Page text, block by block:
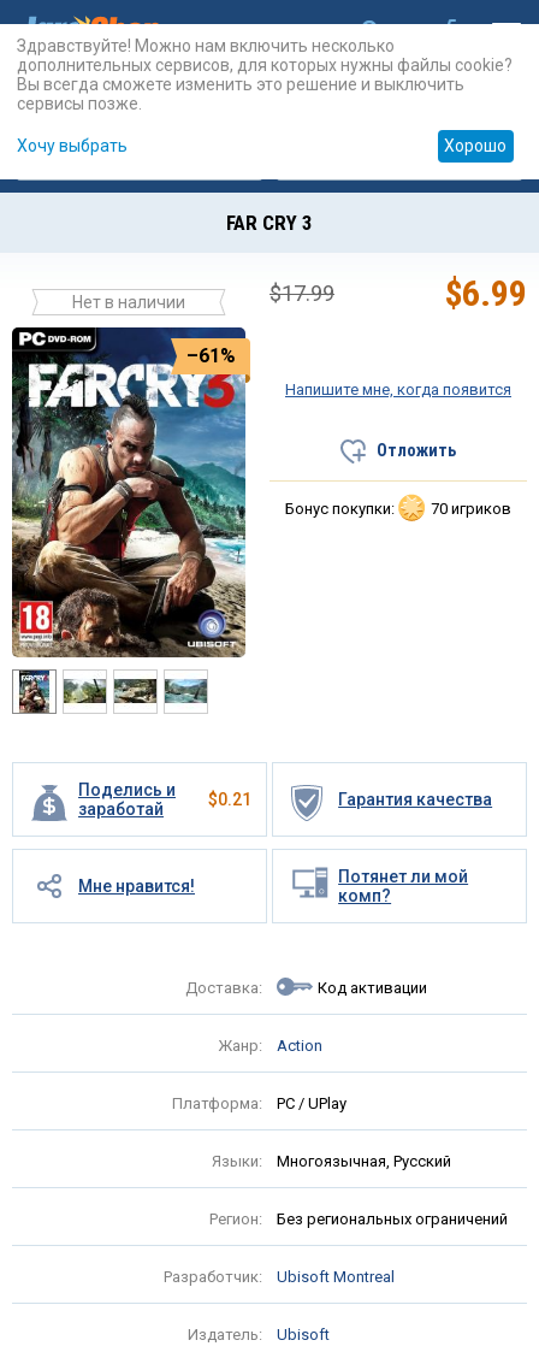
Карты Prepaid
FAR CRY 3
Нет в наличии
–61%
Поделись и
заработай
$0.21 Гарантия качества
Мне нравится!
Потянет ли мой
комп?
Доставка: Код активации
Жанр: Action
Платформа: PC / UPlay
Языки: Многоязычная, Русский
Регион: Без региональных ограничений
Разработчик: Ubisoft Montreal
Издатель: Ubisoft
$6.99
$17.99
Напишите мне, когда появится
Отложить
Бонус покупки: 70 игриков
Здравствуйте! Можно нам включить несколько
дополнительных сервисов, для которых нужны файлы cookie?
Вы всегда сможете изменить это решение и выключить
сервисы позже.
Хочу выбрать Хорошо